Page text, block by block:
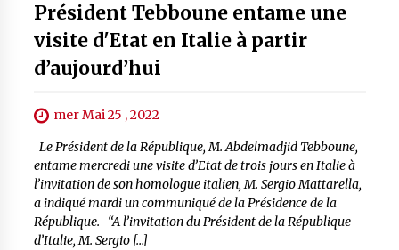
Président Tebboune entame une
visite d'Etat en Italie à partir
d’aujourd’hui
mer Mai 25 , 2022
Le Président de la République, M. Abdelmadjid Tebboune,
entame mercredi une visite d’Etat de trois jours en Italie à
l’invitation de son homologue italien, M. Sergio Mattarella,
a indiqué mardi un communiqué de la Présidence de la
République. “A l’invitation du Président de la République
d’Italie, M. Sergio […]